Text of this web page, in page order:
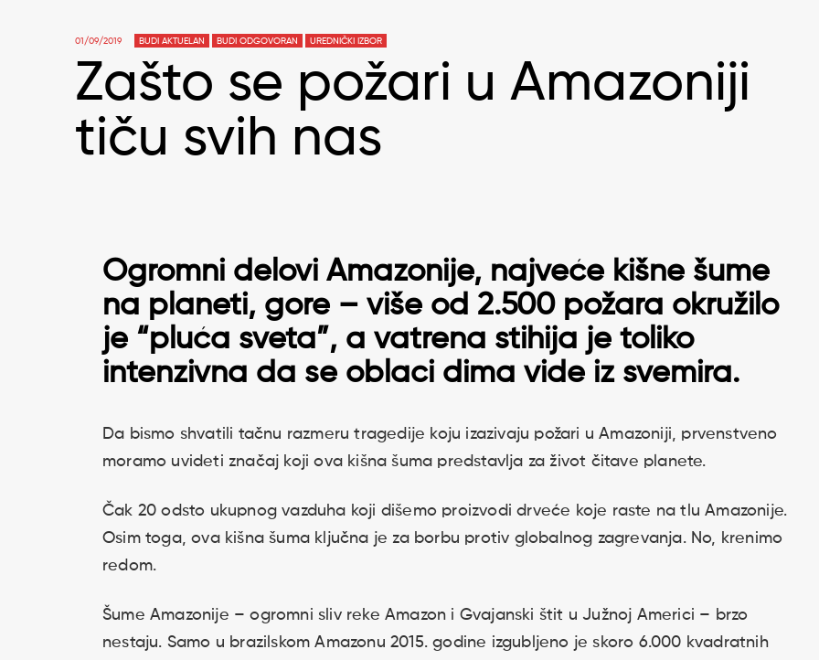
01/09/2019 BUDI AKTUELAN BUDI ODGOVORAN UREDNIČKI IZBOR
Zašto se požari u Amazoniji
tiču svih nas
Ogromni delovi Amazonije, najveće kišne šume
na planeti, gore – više od 2.500 požara okružilo
je “pluća sveta”, a vatrena stihija je toliko
intenzivna da se oblaci dima vide iz svemira.
Da bismo shvatili tačnu razmeru tragedije koju izazivaju požari u Amazoniji, prvenstveno
moramo uvideti značaj koji ova kišna šuma predstavlja za život čitave planete.
Čak 20 odsto ukupnog vazduha koji dišemo proizvodi drveće koje raste na tlu Amazonije.
Osim toga, ova kišna šuma ključna je za borbu protiv globalnog zagrevanja. No, krenimo
redom.
Šume Amazonije – ogromni sliv reke Amazon i Gvajanski štit u Južnoj Americi – brzo
nestaju. Samo u brazilskom Amazonu 2015. godine izgubljeno je skoro 6.000 kvadratnih